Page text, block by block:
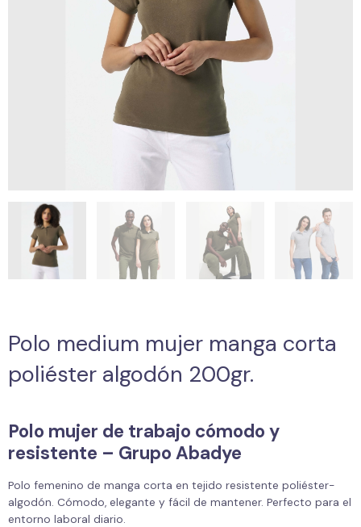
Polo medium mujer manga corta
poliéster algodón 200gr.
Polo mujer de trabajo cómodo y
resistente – Grupo Abadye
Polo femenino de manga corta en tejido resistente poliéster-
algodón. Cómodo, elegante y fácil de mantener. Perfecto para el
entorno laboral diario.